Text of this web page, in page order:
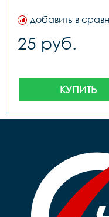
добавить в
25 руб.
КУПИТЬ